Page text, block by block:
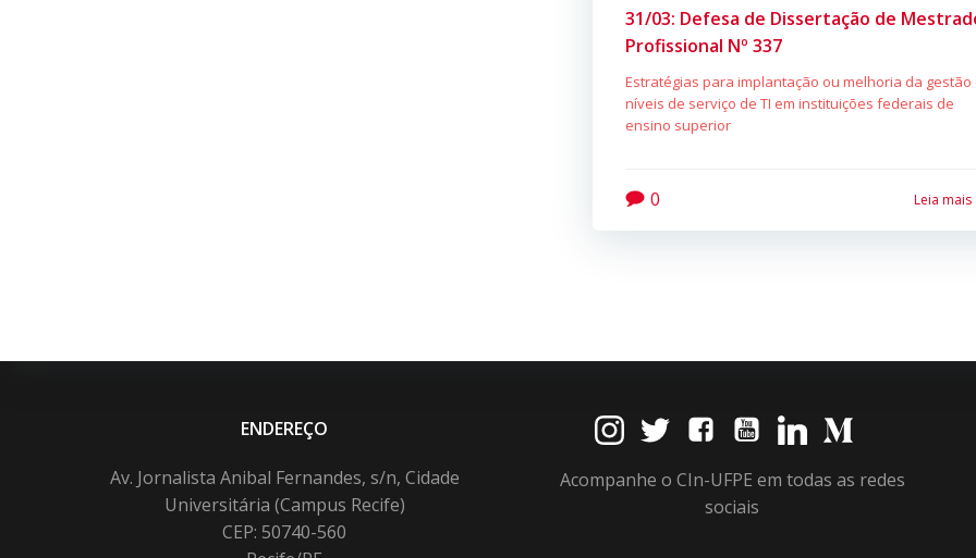
31/03: Defesa de Dissertação de
Profissional Nº 337
Estratégias para implantação ou melhoria da gestão
níveis de serviço de TI em instituições federais de
ensino superior
0 Leia mais
ENDEREÇO
Av. Jornalista Anibal Fernandes, s/n, Cidade
Universitária (Campus Recife)
CEP: 50740-560
Acompanhe o CIn-UFPE em todas as redes
sociais